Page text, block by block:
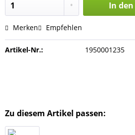
In den
Merken Empfehlen
Artikel-Nr.: 1950001235
Zu diesem Artikel passen: